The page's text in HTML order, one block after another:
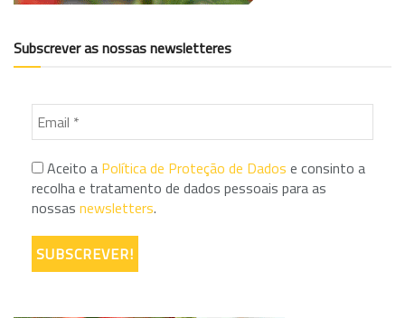
Subscrever as nossas newsletteres
Aceito a Política de Proteção de Dados e consinto a
recolha e tratamento de dados pessoais para as
nossas newsletters.